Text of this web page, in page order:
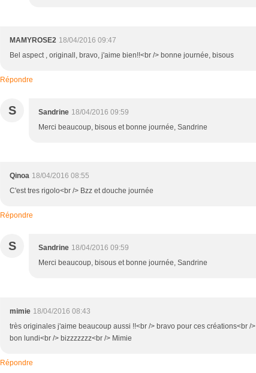
MAMYROSE2 18/04/2016 09:47
Bel aspect , originall, bravo, j'aime bien!!<br /> bonne journée, bisous
Répondre
S Sandrine 18/04/2016 09:59
Merci beaucoup, bisous et bonne journée, Sandrine
Qinoa 18/04/2016 08:55
C'est tres rigolo<br /> Bzz et douche journée
Répondre
S Sandrine 18/04/2016 09:59
Merci beaucoup, bisous et bonne journée, Sandrine
mimie 18/04/2016 08:43
très originales j'aime beaucoup aussi !!<br /> bravo pour ces créations<br />
bon lundi<br /> bizzzzzzz<br /> Mimie
Répondre